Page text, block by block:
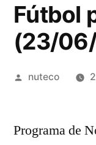
Fútbol
(23/
Publicada
nuteco
Programa de